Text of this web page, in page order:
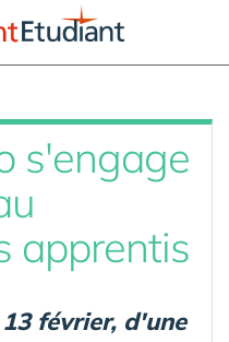
s'engage
apprentis
février, d'une